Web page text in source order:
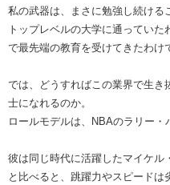
私の武器は、まさに勉強し続ける
トップレベルの大学に通ってい
で最先端の教育を受けてきたわけ
では、どうすればこの業界で生き
士になれるのか。
ロールモデルは、NBAのラリー・
彼は同じ時代に活躍したマイケル
と比べると、跳躍力やスピードは